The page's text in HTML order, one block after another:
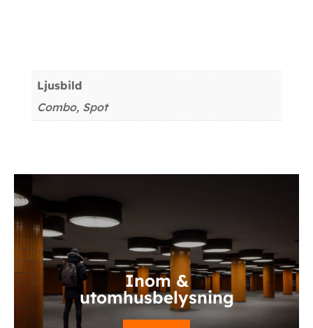
Ljusbild
Combo, Spot
Inom &
utomhusbelysning